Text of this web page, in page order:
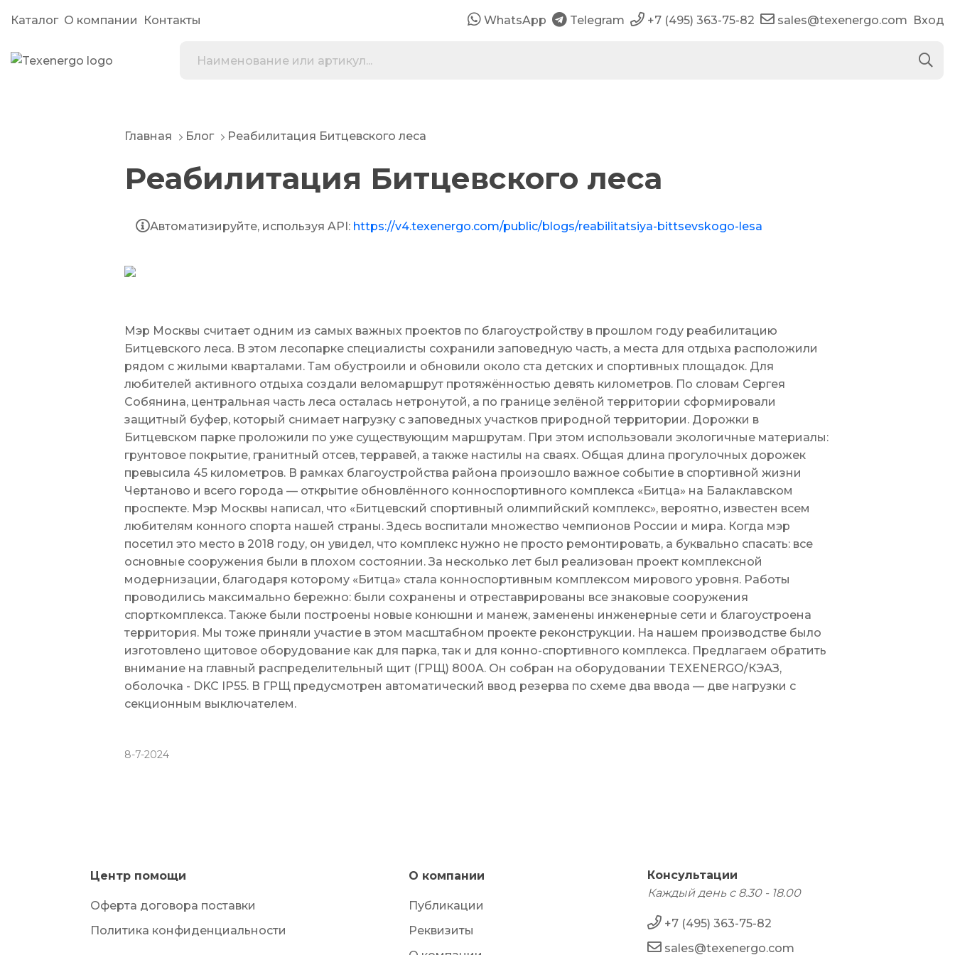
Каталог О компании Контакты WhatsApp Telegram +7 (495) 363-75-82 sales@texenergo.com Вход
Главная Блог Реабилитация Битцевского леса
Реабилитация Битцевского леса
Автоматизируйте, используя API: https://v4.texenergo.com/public/blogs/reabilitatsiya-bittsevskogo-lesa
Мэр Москвы считает одним из самых важных проектов по благоустройству в прошлом году реабилитацию
Битцевского леса. В этом лесопарке специалисты сохранили заповедную часть, а места для отдыха расположили
рядом с жилыми кварталами. Там обустроили и обновили около ста детских и спортивных площадок. Для
любителей активного отдыха создали веломаршрут протяжённостью девять километров. По словам Сергея
Собянина, центральная часть леса осталась нетронутой, а по границе зелёной территории сформировали
защитный буфер, который снимает нагрузку с заповедных участков природной территории. Дорожки в
Битцевском парке проложили по уже существующим маршрутам. При этом использовали экологичные материалы:
грунтовое покрытие, гранитный отсев, терравей, а также настилы на сваях. Общая длина прогулочных дорожек
превысила 45 километров. В рамках благоустройства района произошло важное событие в спортивной жизни
Чертаново и всего города — открытие обновлённого конноспортивного комплекса «Битца» на Балаклавском
проспекте. Мэр Москвы написал, что «Битцевский спортивный олимпийский комплекс», вероятно, известен всем
любителям конного спорта нашей страны. Здесь воспитали множество чемпионов России и мира. Когда мэр
посетил это место в 2018 году, он увидел, что комплекс нужно не просто ремонтировать, а буквально спасать: все
основные сооружения были в плохом состоянии. За несколько лет был реализован проект комплексной
модернизации, благодаря которому «Битца» стала конноспортивным комплексом мирового уровня. Работы
проводились максимально бережно: были сохранены и отреставрированы все знаковые сооружения
спорткомплекса. Также были построены новые конюшни и манеж, заменены инженерные сети и благоустроена
территория. Мы тоже приняли участие в этом масштабном проекте реконструкции. На нашем производстве было
изготовлено щитовое оборудование как для парка, так и для конно-спортивного комплекса. Предлагаем обратить
внимание на главный распределительный щит (ГРЩ) 800А. Он собран на оборудовании TEXENERGO/КЭАЗ,
оболочка - DKC IP55. В ГРЩ предусмотрен автоматический ввод резерва по схеме два ввода — две нагрузки с
секционным выключателем.
8-7-2024
Центр помощи
Оферта договора поставки
Политика конфиденциальности
О компании
Публикации
Реквизиты
Консультации
Каждый день с 8.30 - 18.00
+7 (495) 363-75-82
sales@texenergo.com